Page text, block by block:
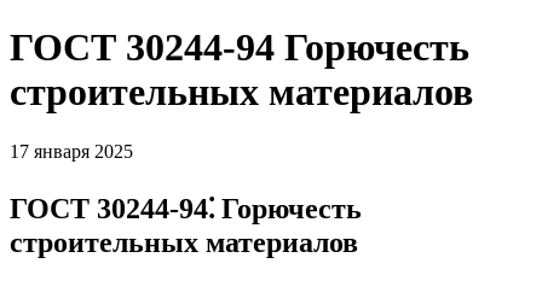
ГОСТ 30244-94 Горючесть
строительных материалов
17 января 2025
ГОСТ 30244-94⁚ Горючесть
строительных материалов